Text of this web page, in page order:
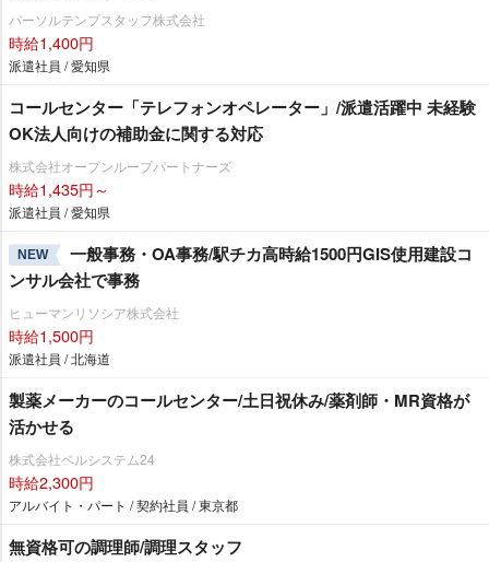
パーソルテンプスタッフ株式会社
時給1,400円
派遣社員 / 愛知県
コールセンター「テレフォンオペレーター」/派遣活躍中 未経験
OK法人向けの補助金に関する対応
株式会社オープンループパートナーズ
時給1,435円～
派遣社員 / 愛知県
NEW
一般事務・OA事務/駅チカ高時給1500円GIS使用建設コ
ンサル会社で事務
ヒューマンリソシア株式会社
時給1,500円
派遣社員 / 北海道
製薬メーカーのコールセンター/土日祝休み/薬剤師・MR資格が
活かせる
株式会社ベルシステム24
時給2,300円
アルバイト・パート / 契約社員 / 東京都
無資格可の調理師/調理スタッフ